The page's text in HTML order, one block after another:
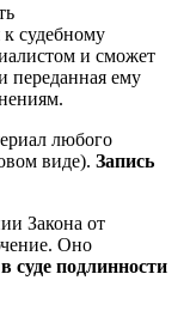
к судебному
и сможет
переданная ему
любого
виде). Запись
Закона от
Оно
суде подлинности